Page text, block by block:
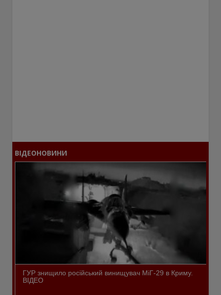
ВІДЕОНОВИНИ
ГУР знищило російський винищувач МіГ-29 в Криму.
ВІДЕО